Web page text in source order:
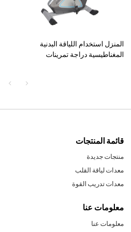
المنزل استخدام اللياقة البدنية
المغناطيسية دراجة تمرينات
قائمة المنتجات
منتجات جديدة
معدات لياقة القلب
معدات تدريب القوة
معلومات عنا
معلومات عنا